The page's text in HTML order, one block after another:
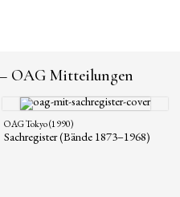
OAG Mitteilungen
OAG Tokyo (1990)
Sachregister (Bände 1873–1968)